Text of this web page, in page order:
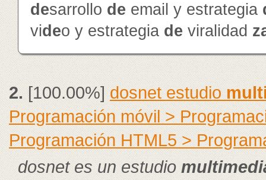
desarrollo de email y estrategia
video y estrategia de viralidad
2.[100.00%] dosnet estudio
Programación móvil >
Programación HTML5 >
dosnet es un estudio